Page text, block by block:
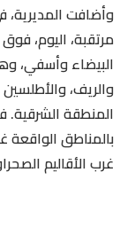
وأضافت المديرية،
مرتقبة، اليوم،
البيضاء وأسفي،
والريف،
المنطقة
بالمناطق
غرب الأقاليم